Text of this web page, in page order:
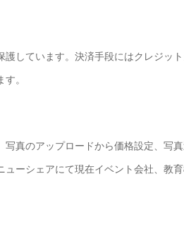
しています。決済手段にはクレジッ
。
真のアップロードから価格設定、写
ーシェアにて現在イベント会社、教